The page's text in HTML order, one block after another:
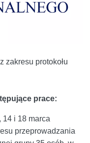
zakresu protokołu
prace:
14 i 18 marca
przeprowadzania